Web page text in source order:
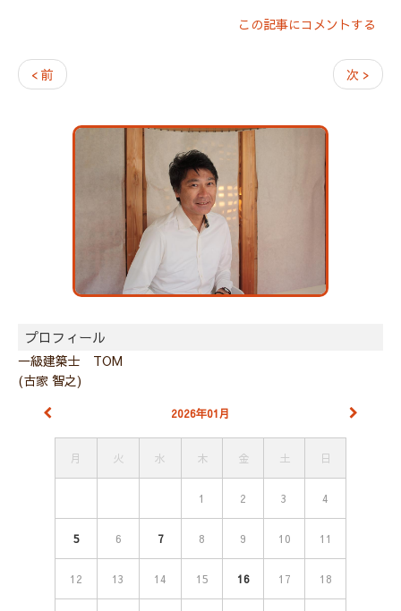
この記事にコメントする
< 前 次 >
プロフィール
一級建築士 TOM
(古家 智之)
2026年01月
月 火 水 木 金 土 日
1 2 3 4
5 6 7 8 9 10 11
12 13 14 15 16 17 18